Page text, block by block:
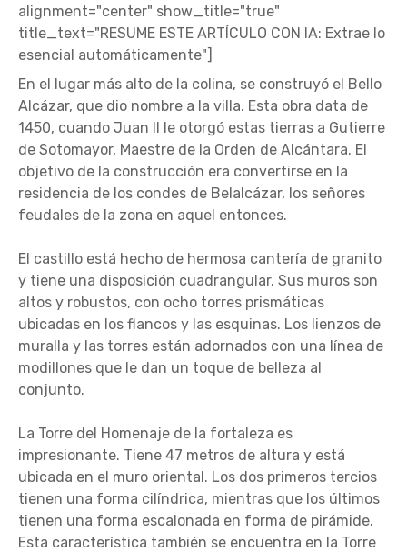
alignment="center" show_title="true"
title_text="RESUME ESTE ARTÍCULO CON IA: Extrae lo
esencial automáticamente"]
En el lugar más alto de la colina, se construyó el Bello
Alcázar, que dio nombre a la villa. Esta obra data de
1450, cuando Juan II le otorgó estas tierras a Gutierre
de Sotomayor, Maestre de la Orden de Alcántara. El
objetivo de la construcción era convertirse en la
residencia de los condes de Belalcázar, los señores
feudales de la zona en aquel entonces.
El castillo está hecho de hermosa cantería de granito
y tiene una disposición cuadrangular. Sus muros son
altos y robustos, con ocho torres prismáticas
ubicadas en los flancos y las esquinas. Los lienzos de
muralla y las torres están adornados con una línea de
modillones que le dan un toque de belleza al
conjunto.
La Torre del Homenaje de la fortaleza es
impresionante. Tiene 47 metros de altura y está
ubicada en el muro oriental. Los dos primeros tercios
tienen una forma cilíndrica, mientras que los últimos
tienen una forma escalonada en forma de pirámide.
Esta característica también se encuentra en la Torre